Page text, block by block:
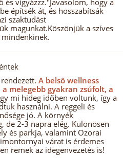
és vigyázzz."Javasolom, hogy a
építsék át, és hosszabítsák
szaktudást
magunkat.Köszönjük a szíves
A belső wellness
melegebb gyakran zsúfolt, a
mi hideg időben voltunk, így a
használni. A reggeli és
jó. A környék
de 2-3 napra elég. Különösen
és parkja, valamint Ozorai
várat is érdemes
remek az idegenvezetés is!